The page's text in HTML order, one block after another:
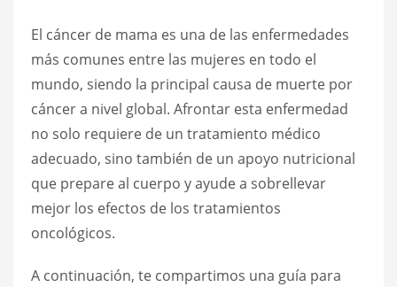
El cáncer de mama es una de las enfermedades
más comunes entre las mujeres en todo el
mundo, siendo la principal causa de muerte por
cáncer a nivel global. Afrontar esta enfermedad
no solo requiere de un tratamiento médico
adecuado, sino también de un apoyo nutricional
que prepare al cuerpo y ayude a sobrellevar
mejor los efectos de los tratamientos
oncológicos.
A continuación, te compartimos una guía para